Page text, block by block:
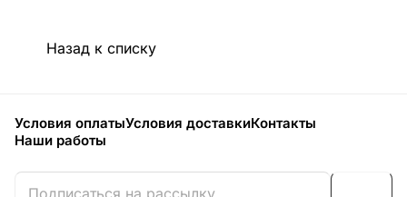
Назад к списку
Условия оплатыУсловия доставкиКонтакты
Наши работы